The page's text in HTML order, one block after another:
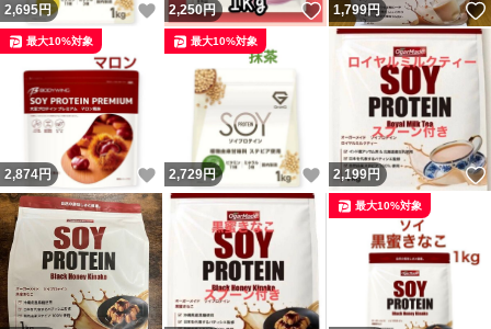
2,695円 いいね！
2,250円 いいね！
1,799円
2,874円 いいね！
最大10%対象
2,729円 いいね！
最大10%対象
2,199円
最大10%対象